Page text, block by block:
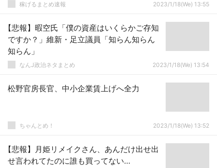
稼げるまとめ速報 2023/1/18(We) 13:55
【悲報】暇空氏「僕の資産はいくらかご存知
ですか？」維新・足立議員「知らん知らん
知らん」
なんJ政治ネタまとめ 2023/1/18(We) 13:54
松野官房長官、中小企業賃上げへ全力
ちゃんとめ！ 2023/1/18(We) 13:52
【悲報】月姫リメイクさん、あんだけ出せ出
せ言われてたのに誰も買ってない…